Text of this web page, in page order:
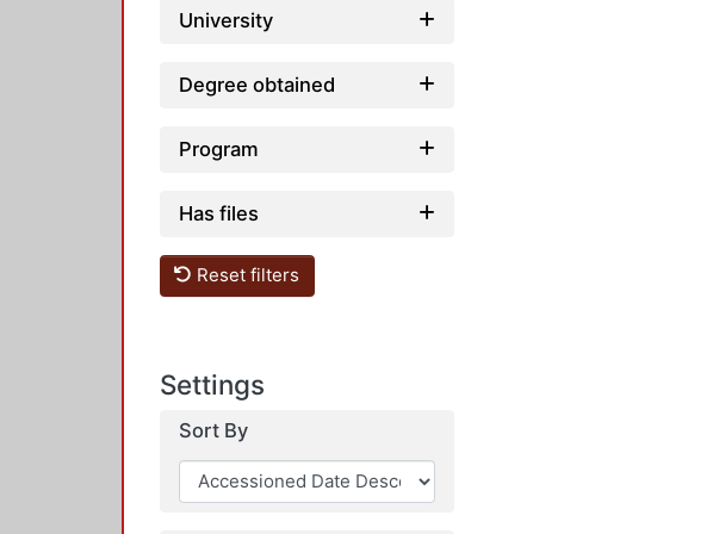
University
Degree obtained
Program
Has files
Reset filters
Settings
Sort By